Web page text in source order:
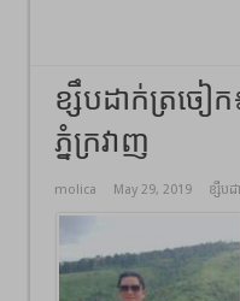
ខ្សឹបដាក់ត្រចៀ
ភ្នំក្រវាញ
molica May 29, 2019 ខ្សឹបដ